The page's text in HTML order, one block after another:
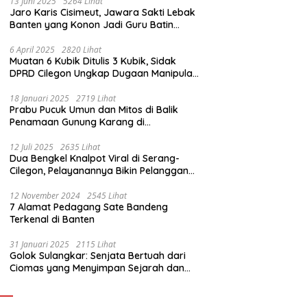
Jaro Karis Cisimeut, Jawara Sakti Lebak
Banten yang Konon Jadi Guru Batin
6 April 2025 2820 Lihat
Muatan 6 Kubik Ditulis 3 Kubik, Sidak
DPRD Cilegon Ungkap Dugaan Manipulasi
18 Januari 2025 2719 Lihat
Prabu Pucuk Umun dan Mitos di Balik
Penamaan Gunung Karang di
12 Juli 2025 2635 Lihat
Dua Bengkel Knalpot Viral di Serang-
Cilegon, Pelayanannya Bikin Pelanggan
12 November 2024 2545 Lihat
7 Alamat Pedagang Sate Bandeng
Terkenal di Banten
31 Januari 2025 2115 Lihat
Golok Sulangkar: Senjata Bertuah dari
Ciomas yang Menyimpan Sejarah dan